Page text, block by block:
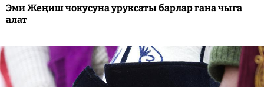
Эми Жеңиш чокусуна уруксаты барлар гана чыга
алат